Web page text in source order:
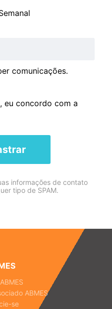
comunicações.
eu concordo com a
informações de contato
tipo de SPAM.
ABMES
se